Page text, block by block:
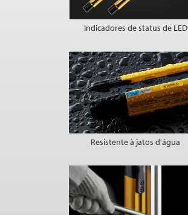
Indicadores de status de LED
Resistente à jatos d'água